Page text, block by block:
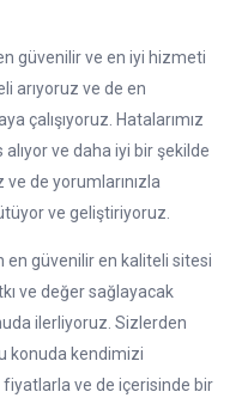
güvenilir ve en iyi hizmeti
arıyoruz ve de en
çalışıyoruz. Hatalarımız
ve daha iyi bir şekilde
ve de yorumlarınızla
ve geliştiriyoruz.
en güvenilir en kaliteli sitesi
ve değer sağlayacak
ilerliyoruz. Sizlerden
konuda kendimizi
ve de içerisinde bir